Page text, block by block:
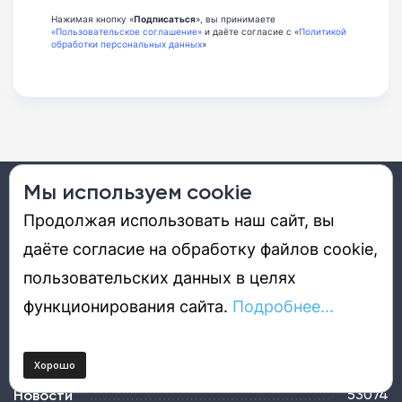
Нажимая кнопку «Подписаться», вы принимаете
«Пользовательское соглашение» и даёте согласие с «Политикой
обработки персональных данных»
DGL.RU – это портал о будущем, которое уже наступило. Мы
продуктах, решениях, событиях, компаниях и людях, которые
определяют наше цифровое настоящее и будущее.
Новости 53074
Мы используем cookie
Продолжая использовать наш сайт, вы
даёте согласие на обработку файлов cookie,
пользовательских данных в целях
функционирования сайта. Подробнее...